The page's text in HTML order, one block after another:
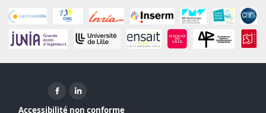
Facebook ( nouvelle fenêtre)
Linkedin ( nouvelle fenêtre)
Accessibilité non conforme